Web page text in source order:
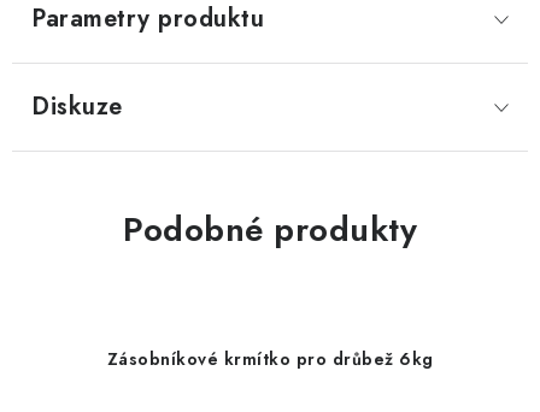
Parametry produktu
Diskuze
Podobné produkty
Zásobníkové krmítko pro drůbež 6kg